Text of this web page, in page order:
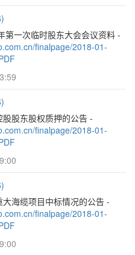
第一次临时股东大会会议资料 -
finalpage/2018-01-
股东股权质押的公告 -
finalpage/2018-01-
海缆项目中标情况的公告 -
finalpage/2018-01-